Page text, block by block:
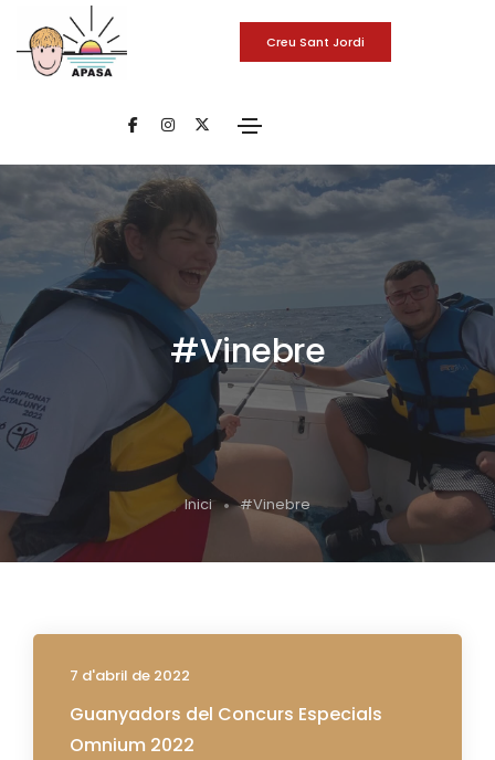
Creu Sant Jordi
#Vinebre
Inici #Vinebre
7 d'abril de 2022
Guanyadors del Concurs Especials
Omnium 2022